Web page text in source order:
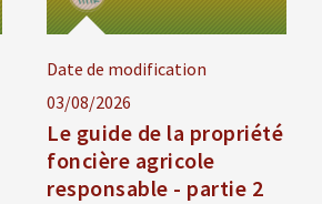
Date de modification
03/08/2026
Le guide de la propriété
foncière agricole
responsable - partie 2